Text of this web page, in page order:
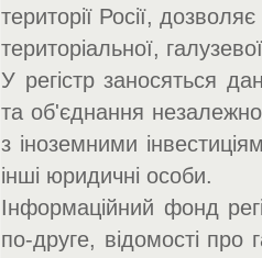
території Росії,
територіальної,
У регістр заносяться
та об'єднання
з іноземними
інші юридичні особи.
Інформаційний фонд
по-друге, відомості про